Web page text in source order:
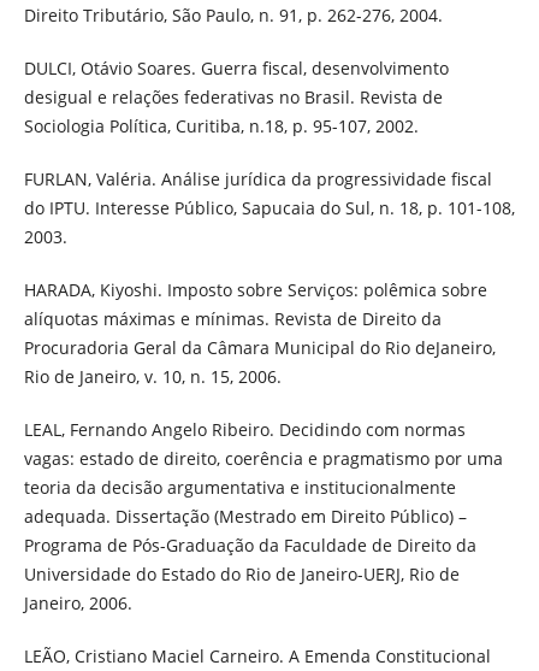
Direito Tributário, São Paulo, n. 91, p. 262-276, 2004.
DULCI, Otávio Soares. Guerra fiscal, desenvolvimento
desigual e relações federativas no Brasil. Revista de
Sociologia Política, Curitiba, n.18, p. 95-107, 2002.
FURLAN, Valéria. Análise jurídica da progressividade fiscal
do IPTU. Interesse Público, Sapucaia do Sul, n. 18, p. 101-108,
2003.
HARADA, Kiyoshi. Imposto sobre Serviços: polêmica sobre
alíquotas máximas e mínimas. Revista de Direito da
Procuradoria Geral da Câmara Municipal do Rio deJaneiro,
Rio de Janeiro, v. 10, n. 15, 2006.
LEAL, Fernando Angelo Ribeiro. Decidindo com normas
vagas: estado de direito, coerência e pragmatismo por uma
teoria da decisão argumentativa e institucionalmente
adequada. Dissertação (Mestrado em Direito Público) –
Programa de Pós-Graduação da Faculdade de Direito da
Universidade do Estado do Rio de Janeiro-UERJ, Rio de
Janeiro, 2006.
LEÃO, Cristiano Maciel Carneiro. A Emenda Constitucional